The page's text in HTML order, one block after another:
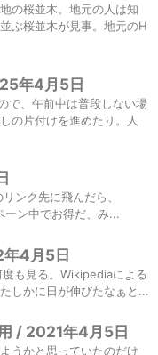
の桜並木。地元の人は知
ぶ桜並木が見事。地元のH
年4月5日
で、午前中は普段しない場
の片付けを進めたり。人
ンク先に飛んだら、
ン中でお得だ、み...
4月5日
も見る。Wikipediaによる
しかに日が伸びたなぁと...
/ 2021年4月5日
うかと思っていたのだけ